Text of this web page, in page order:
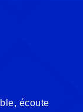
écoute